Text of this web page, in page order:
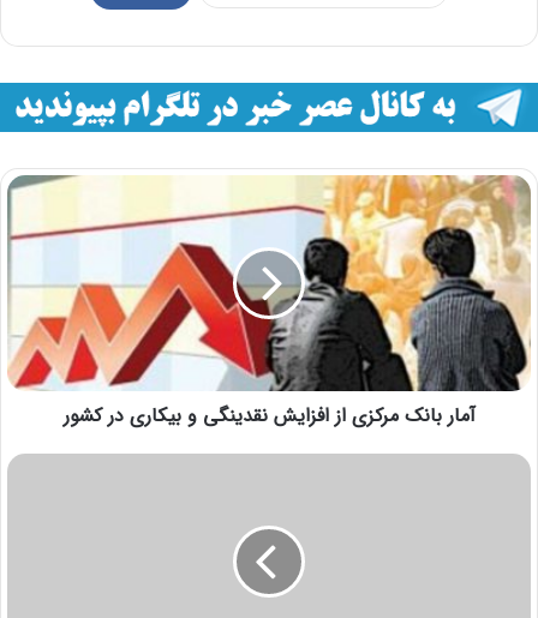
آمار بانک مرکزی از افزایش نقدینگی و بیکاری در کشور